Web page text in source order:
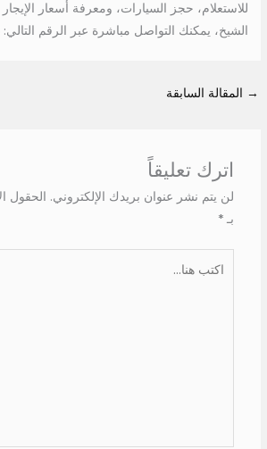
للاستعلام، حجز السيارات، ومعرفة أسعار
الشيخ، يمكنك التواصل مباشرة عبر الرقم التالي:
→ المقالة السابقة
اترك تعليقاً
لن يتم نشر عنوان بريدك الإلكتروني. الحقول
بـ *